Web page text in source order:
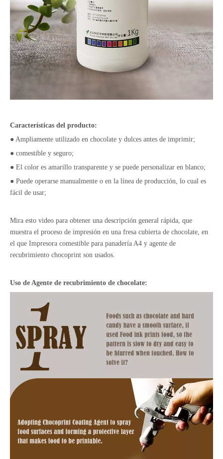
Características del producto:
● Ampliamente utilizado en chocolate y dulces antes de imprimir;
● comestible y seguro;
● El color es amarillo transparente y se puede personalizar en blanco;
● Puede operarse manualmente o en la línea de producción, lo cual es
fácil de usar;
Mira esto video para obtener una descripción general rápida, que
muestra el proceso de impresión en una fresa cubierta de chocolate, en
el que Impresora comestible para panadería A4 y agente de
recubrimiento chocoprint son usados.
Uso de Agente de recubrimiento de chocolate: